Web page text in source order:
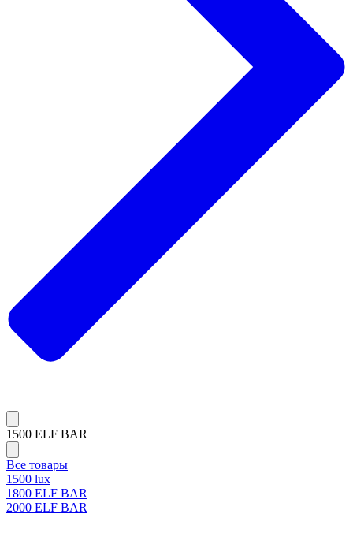
1500 ELF BAR
Все товары
1500 lux
1800 ELF BAR
2000 ELF BAR